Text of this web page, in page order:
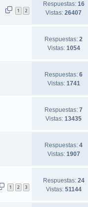
1 2
Respuestas: 16
Vistas:26407
Respuestas:2
Vistas: 1054
Respuestas:6
Vistas: 1741
Respuestas:7
Vistas:13435
Respuestas:4
Vistas: 1907
1 2 3
Respuestas: 24
Vistas: 51144